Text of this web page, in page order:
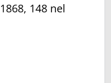
148 nel